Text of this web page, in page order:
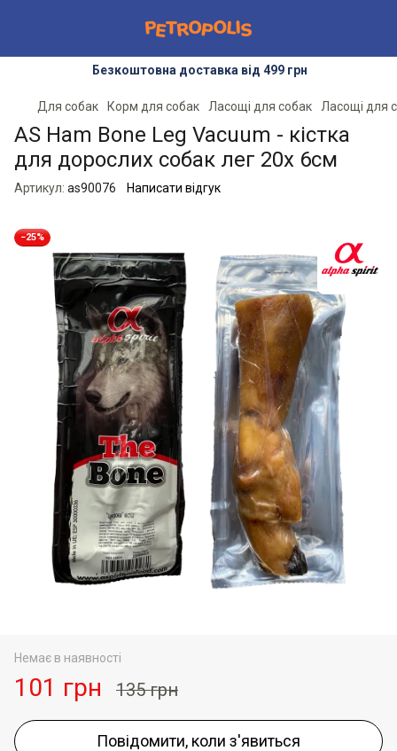
Безкоштовна доставка від 499 грн
Для собак Корм для собак Ласощі для собак Ласощі для
AS Ham Bone Leg Vacuum - кістка
для дорослих собак лег 20х 6см
Артикул: as90076 Написати відгук
−25%
Немає в наявності
101 грн 135 грн
Повідомити, коли з'явиться